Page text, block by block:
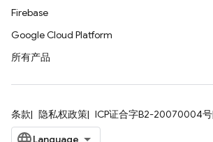
Firebase
Google Cloud Platform
所有产品
条款 隐私权政策 ICP证合字B2-20070004号